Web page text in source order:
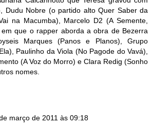
Dudu Nobre (o partido alto Quer Saber da
na Macumba), Marcelo D2 (A Semente,
que o rapper aborda a obra de Bezerra
Marques (Panos e Planos), Grupo
Paulinho da Viola (No Pagode do Vavá),
(A Voz do Morro) e Clara Redig (Sonho
nomes.
março de 2011 às 09:18